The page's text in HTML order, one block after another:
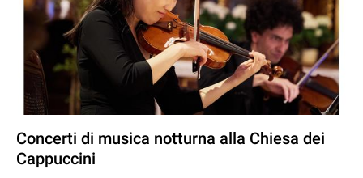
Concerti di musica notturna alla Chiesa dei
Cappuccini